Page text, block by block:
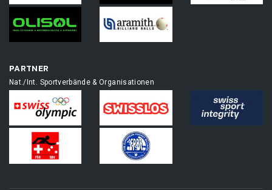
PARTNER
Nat./Int. Sportverbände & Organisationen